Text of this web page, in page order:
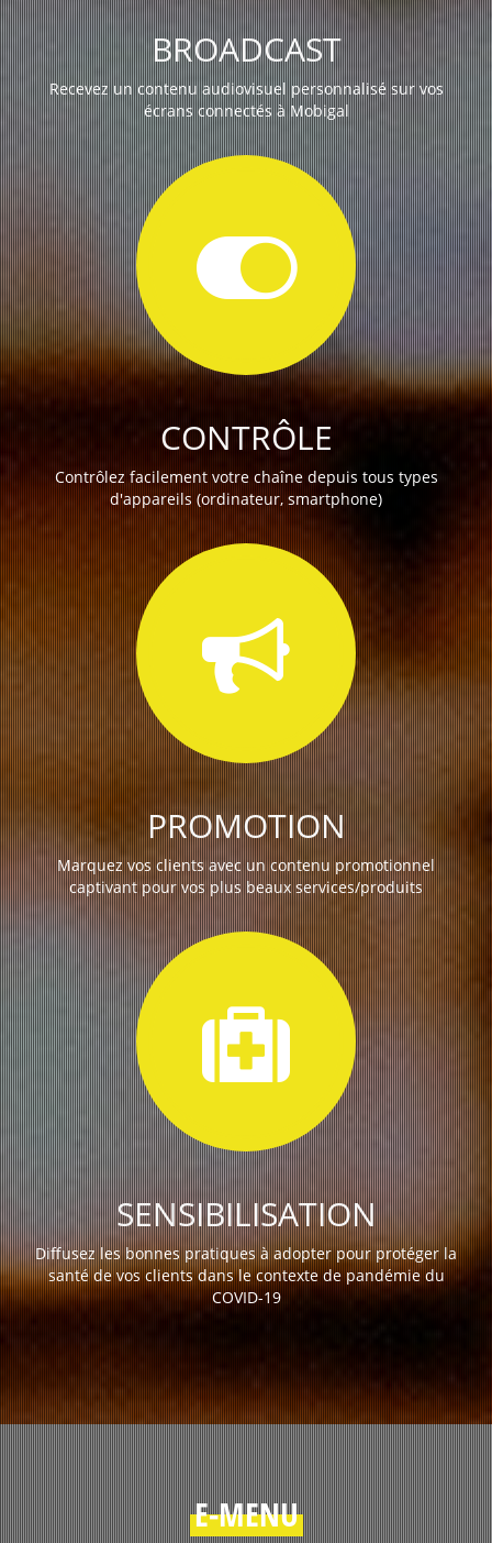
BROADCAST
Recevez un contenu audiovisuel personnalisé sur vos
écrans connectés à Mobigal
CONTRÔLE
Contrôlez facilement votre chaîne depuis tous types
d'appareils (ordinateur, smartphone)
PROMOTION
Marquez vos clients avec un contenu promotionnel
captivant pour vos plus beaux services/produits
SENSIBILISATION
Diffusez les bonnes pratiques à adopter pour protéger la
santé de vos clients dans le contexte de pandémie du
COVID-19
E-MENU